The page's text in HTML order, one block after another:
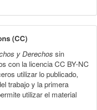
(CC)
y Derechos sin
con la licencia CC BY-NC
utilizar lo publicado,
trabajo y la primera
utilizar el material